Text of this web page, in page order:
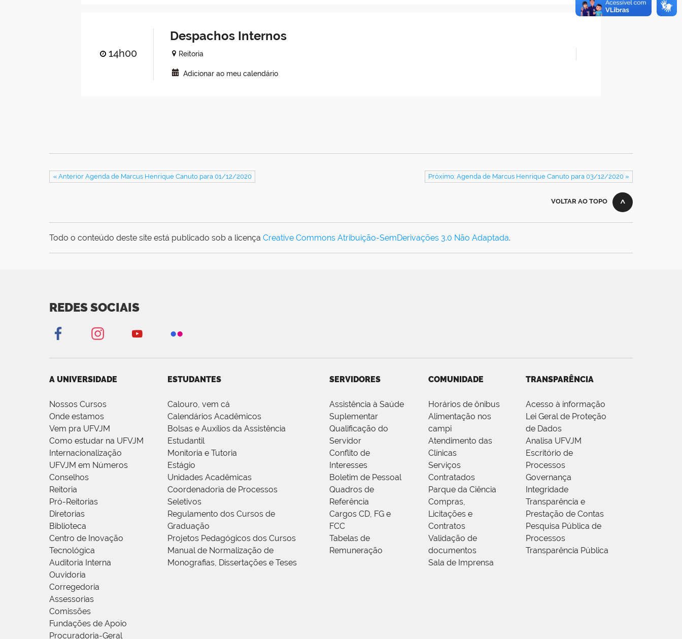
14h00
Despachos Internos
Reitoria
Adicionar ao meu calendário
« Anterior Agenda de Marcus Henrique Canuto para 01/12/2020 Próximo: Agenda de Marcus Henrique Canuto para 03/12/2020 »
VOLTAR AO TOPO
Todo o conteúdo deste site está publicado sob a licença Creative Commons Atribuição-SemDerivações 3.0 Não Adaptada.
REDES SOCIAIS
A UNIVERSIDADE
Nossos Cursos
Onde estamos
Vem pra UFVJM
Como estudar na UFVJM
Internacionalização
UFVJM em Números
Conselhos
Reitoria
Pró-Reitorias
Diretorias
Biblioteca
Centro de Inovação
Tecnológica
Auditoria Interna
Ouvidoria
Corregedoria
Assessorias
Comissões
Fundações de Apoio
Procuradoria-Geral
ESTUDANTES
Calouro, vem cá
Calendários Acadêmicos
Bolsas e Auxílios da Assistência
Estudantil
Monitoria e Tutoria
Estágio
Unidades Acadêmicas
Coordenadoria de Processos
Seletivos
Regulamento dos Cursos de
Graduação
Projetos Pedagógicos dos Cursos
Manual de Normalização de
Monografias, Dissertações e Teses
SERVIDORES
Assistência à Saúde
Suplementar
Qualificação do
Servidor
Conflito de
Interesses
Boletim de Pessoal
Quadros de
Referência
Cargos CD, FG e
FCC
Tabelas de
Remuneração
COMUNIDADE
Horários de ônibus
Alimentação nos
campi
Atendimento das
Clínicas
Serviços
Contratados
Parque da Ciência
Compras,
Licitações e
Contratos
Validação de
documentos
Sala de Imprensa
TRANSPARÊNCIA
Acesso à informação
Lei Geral de Proteção
de Dados
Analisa UFVJM
Escritório de
Processos
Governança
Integridade
Transparência e
Prestação de Contas
Pesquisa Pública de
Processos
Transparência Pública